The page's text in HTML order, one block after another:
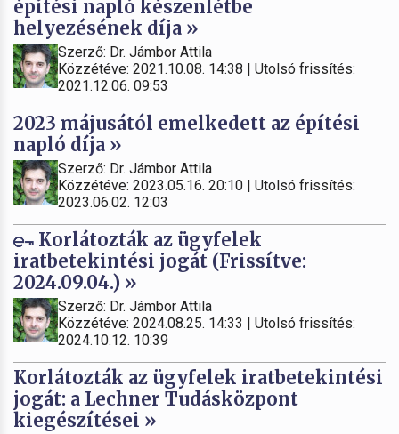
építési napló készenlétbe
helyezésének díja »
Szerző: Dr. Jámbor Attila
Közzétéve: 2021.10.08. 14:38 | Utolsó frissítés:
2021.12.06. 09:53
2023 májusától emelkedett az építési
napló díja »
Szerző: Dr. Jámbor Attila
Közzétéve: 2023.05.16. 20:10 | Utolsó frissítés:
2023.06.02. 12:03
Korlátozták az ügyfelek
iratbetekintési jogát (Frissítve:
2024.09.04.) »
Szerző: Dr. Jámbor Attila
Közzétéve: 2024.08.25. 14:33 | Utolsó frissítés:
2024.10.12. 10:39
Korlátozták az ügyfelek iratbetekintési
jogát: a Lechner Tudásközpont
kiegészítései »